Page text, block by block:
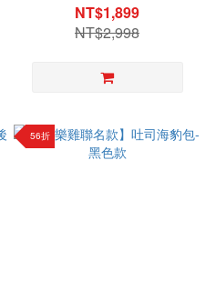
NT$1,899
NT$2,998
56折